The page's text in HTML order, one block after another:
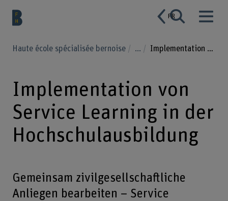
FR
Haute école spécialisée bernoise ... Implementation von Service Learning in der Hochschulausbildung
Implementation von
Service Learning in der
Hochschulausbildung
Gemeinsam zivilgesellschaftliche
Anliegen bearbeiten – Service